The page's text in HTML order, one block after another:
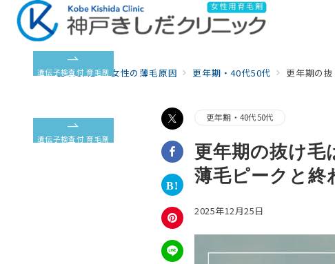
遺伝子検査付 育毛剤
遺伝子検査付 育毛剤
HOME 女性の薄毛原因 更年期・40代50代 更年期の
更年期・40代50代
更年期の抜け
薄毛ピークと終
2025年12月25日